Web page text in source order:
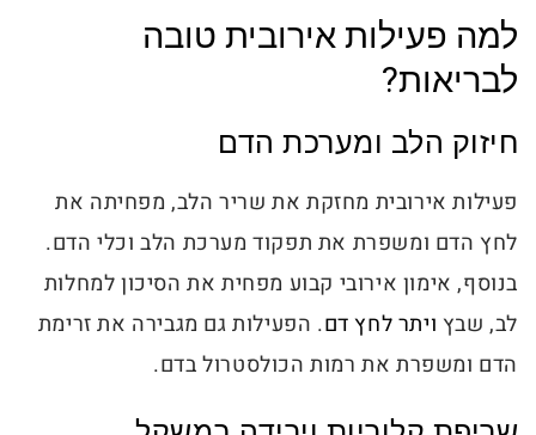
למה פעילות אירובית טובה
לבריאות?
חיזוק הלב ומערכת הדם
פעילות אירובית מחזקת את שריר הלב, מפחיתה את
לחץ הדם ומשפרת את תפקוד מערכת הלב וכלי הדם.
בנוסף, אימון אירובי קבוע מפחית את הסיכון למחלות
לב, שבץ ויתר לחץ דם. הפעילות גם מגבירה את זרימת
הדם ומשפרת את רמות הכולסטרול בדם.